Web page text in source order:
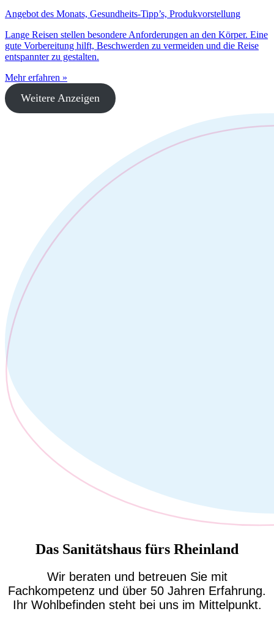
Angebot des Monats, Gesundheits-Tipp’s, Produkvorstellung
Lange Reisen stellen besondere Anforderungen an den Körper. Eine
gute Vorbereitung hilft, Beschwerden zu vermeiden und die Reise
entspannter zu gestalten.
Mehr erfahren »
Weitere Anzeigen
Das Sanitätshaus fürs Rheinland
Wir beraten und betreuen Sie mit
Fachkompetenz und über 50 Jahren Erfahrung.
Ihr Wohlbefinden steht bei uns im Mittelpunkt.